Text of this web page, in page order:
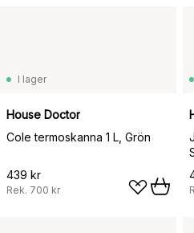
I lager
House Doctor
Cole termoskanna 1 L, Grön
439 kr
Rek. 700 kr